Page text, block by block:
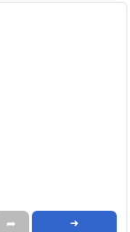
➦ ➜